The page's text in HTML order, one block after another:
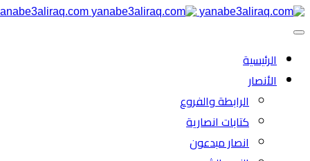
الرئیسية
الأنصار
الرابطة والفروع
كتابات انصارية
انصار مبدعون